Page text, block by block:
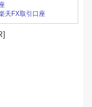
天FX取引口座